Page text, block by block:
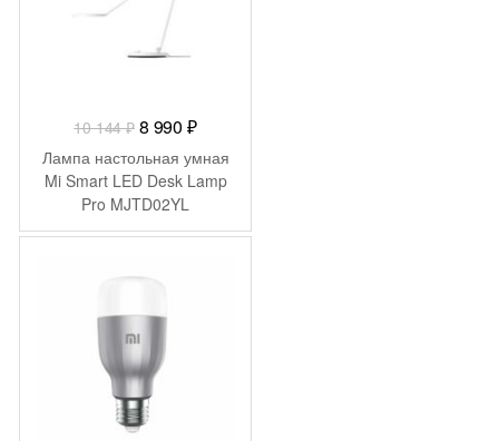
10 144₽ Первоначальная
цена
составляла
10
144 ₽.
8 990 ₽Текущая
цена:
8
Лампа настольная умная
Mi Smart LED Desk Lamp
Pro MJTD02YL
(BHR4119GL)